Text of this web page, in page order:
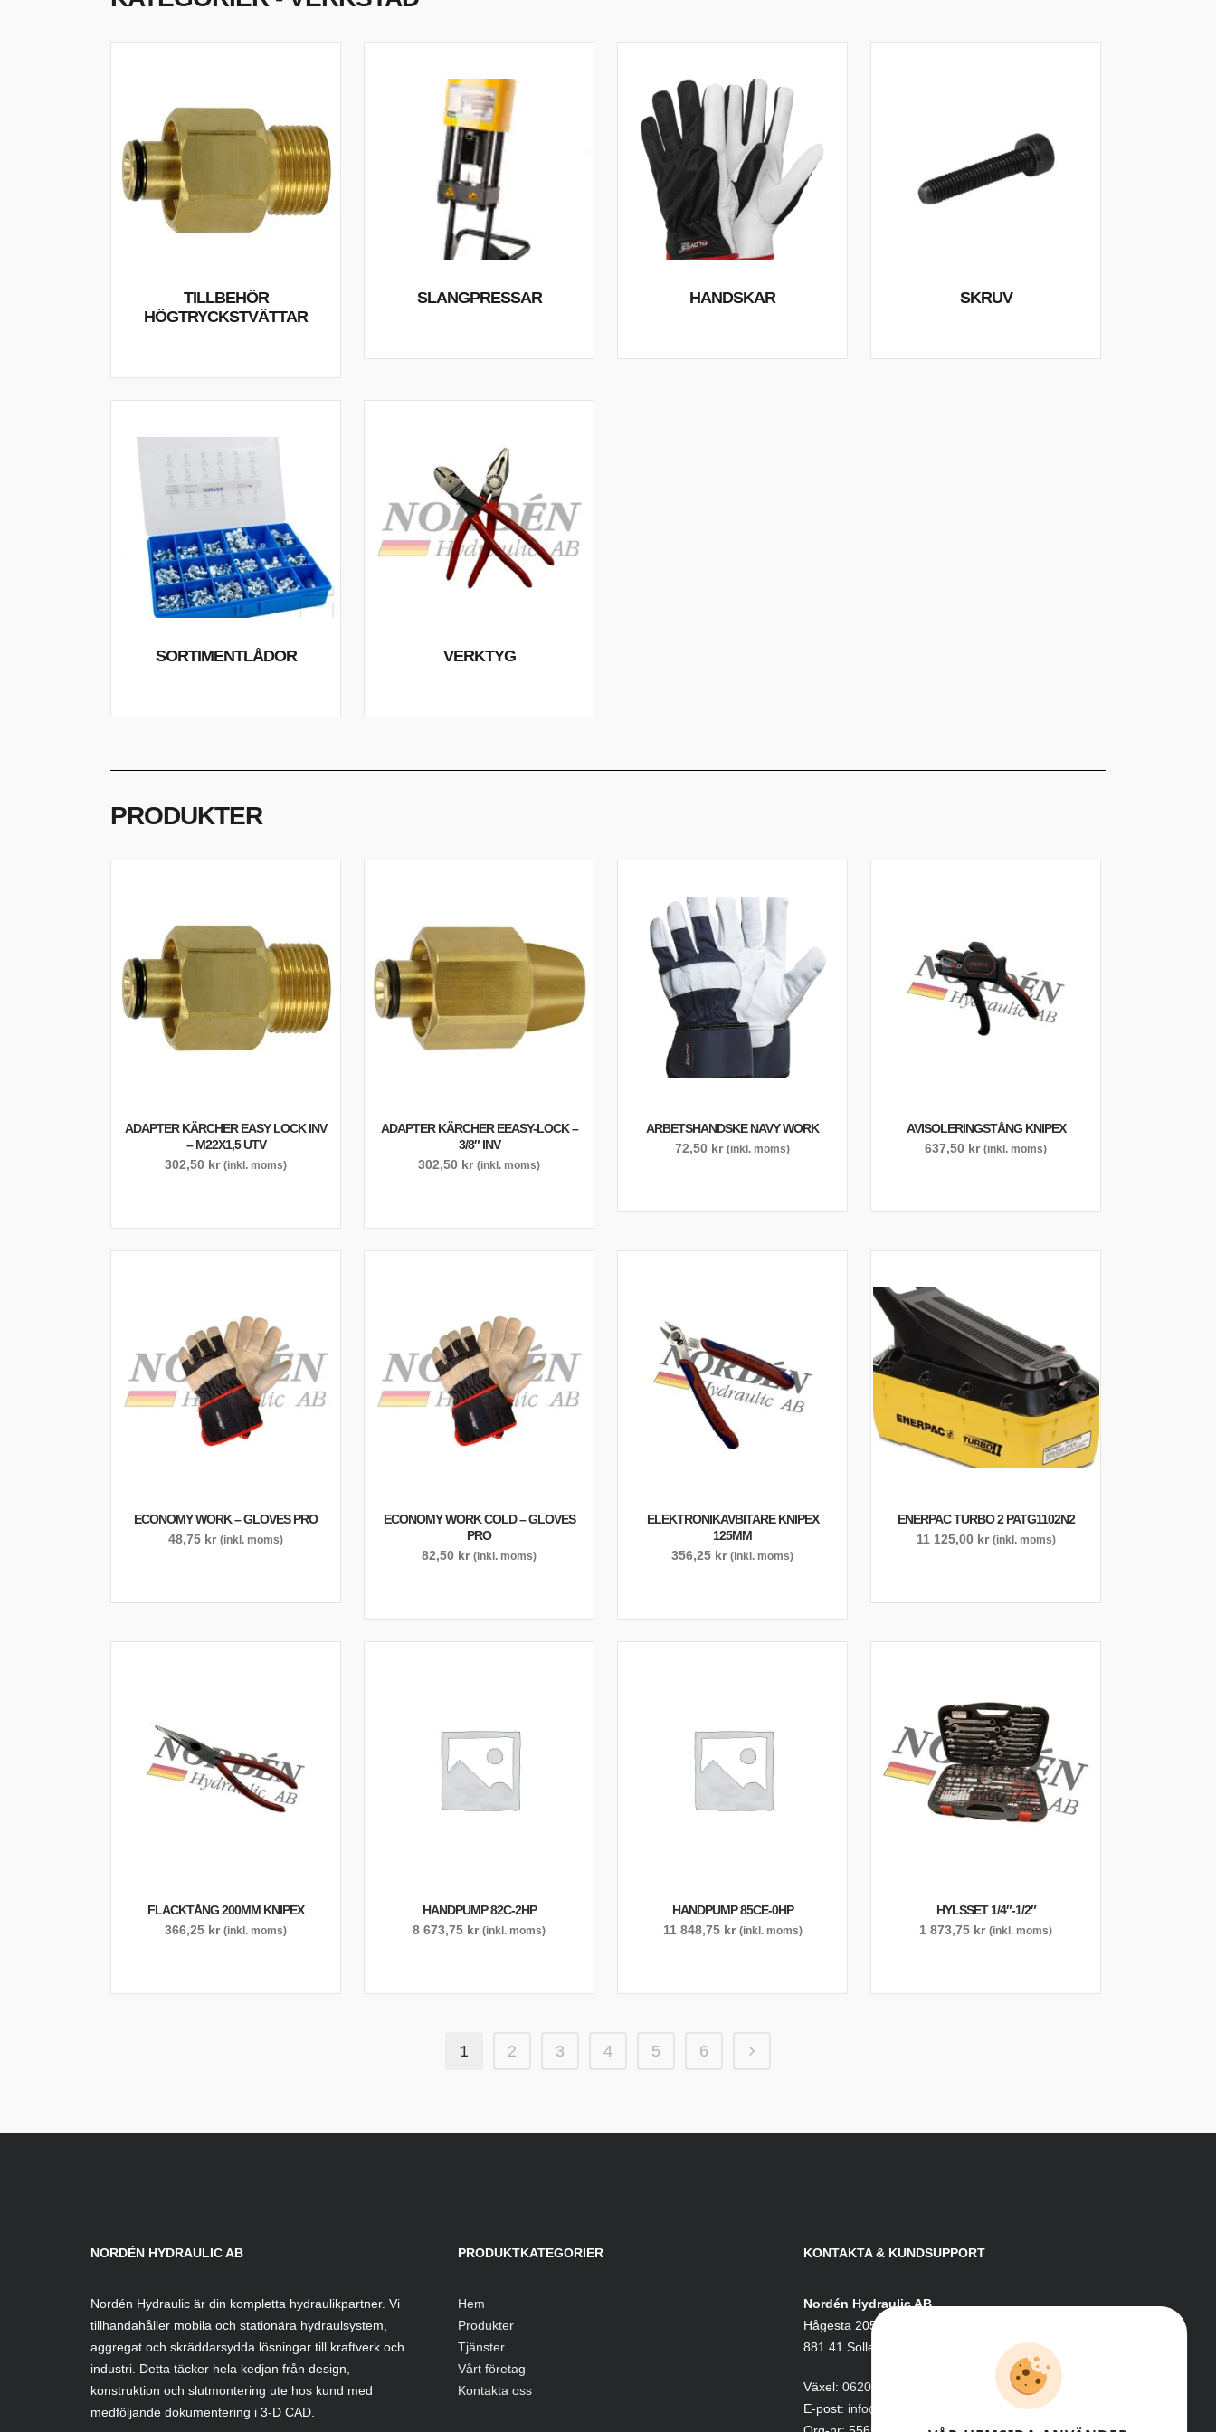
TILLBEHÖR
HÖGTRYCKSTVÄTTAR
SLANGPRESSAR HANDSKAR SKRUV
SORTIMENTLÅDOR VERKTYG
PRODUKTER
ADAPTER KÄRCHER EASY LOCK INV
– M22X1,5 UTV
302,50 kr (inkl. moms)
ADAPTER KÄRCHER EEASY-LOCK –
3/8″ INV
302,50 kr (inkl. moms)
ARBETSHANDSKE NAVY WORK
72,50 kr (inkl. moms)
AVISOLERINGSTÅNG KNIPEX
637,50 kr (inkl. moms)
ECONOMY WORK – GLOVES PRO
48,75 kr (inkl. moms)
ECONOMY WORK COLD – GLOVES
PRO
82,50 kr (inkl. moms)
ELEKTRONIKAVBITARE KNIPEX
125MM
356,25 kr (inkl. moms)
ENERPAC TURBO 2 PATG1102N2
11 125,00 kr (inkl. moms)
FLACKTÅNG 200MM KNIPEX
366,25 kr (inkl. moms)
HANDPUMP 82C-2HP
8 673,75 kr (inkl. moms)
HANDPUMP 85CE-0HP
11 848,75 kr (inkl. moms)
HYLSSET 1/4″-1/2″
1 873,75 kr (inkl. moms)
1 2 3 4 5 6
NORDÉN HYDRAULIC AB
Nordén Hydraulic är din kompletta hydraulikpartner. Vi
tillhandahåller mobila och stationära hydraulsystem,
aggregat och skräddarsydda lösningar till kraftverk och
industri. Detta täcker hela kedjan från design,
konstruktion och slutmontering ute hos kund med
medföljande dokumentering i 3-D CAD.
PRODUKTKATEGORIER
Hem
Produkter
Tjänster
Vårt företag
Kontakta oss
KONTAKTA & KUNDSUPPORT
Nordén Hydraulic AB
Hågesta 205
881 41 Sollefteå
Växel: 0620-161 41
E-post: info@nordenhydraulic.se